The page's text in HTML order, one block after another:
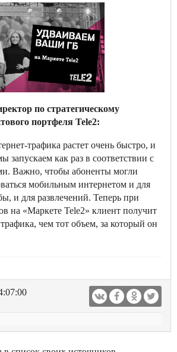
по стратегическому
портфеля Tele2:
трафика растет очень быстро, и
запускаем как раз в соответствии с
Важно, чтобы абоненты могли
мобильным интернетом и для
и для развлечений. Теперь при
на «Маркете Tele2» клиент получит
чем тот объем, за который он